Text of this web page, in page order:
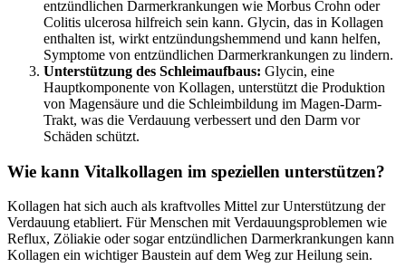
entzündlichen Darmerkrankungen wie Morbus Crohn oder
Colitis ulcerosa hilfreich sein kann. Glycin, das in Kollagen
enthalten ist, wirkt entzündungshemmend und kann helfen,
Symptome von entzündlichen Darmerkrankungen zu lindern.
Unterstützung des Schleimaufbaus: Glycin, eine
Hauptkomponente von Kollagen, unterstützt die Produktion
von Magensäure und die Schleimbildung im Magen-Darm-
Trakt, was die Verdauung verbessert und den Darm vor
Schäden schützt.
Wie kann Vitalkollagen im speziellen unterstützen?
Kollagen hat sich auch als kraftvolles Mittel zur Unterstützung der
Verdauung etabliert. Für Menschen mit Verdauungsproblemen wie
Reflux, Zöliakie oder sogar entzündlichen Darmerkrankungen kann
Kollagen ein wichtiger Baustein auf dem Weg zur Heilung sein.